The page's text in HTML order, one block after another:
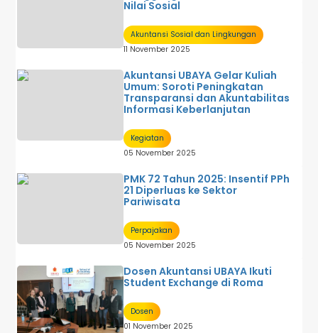
Nilai Sosial
Akuntansi Sosial dan Lingkungan
11 November 2025
Akuntansi UBAYA Gelar Kuliah
Umum: Soroti Peningkatan
Transparansi dan Akuntabilitas
Informasi Keberlanjutan
Kegiatan
05 November 2025
PMK 72 Tahun 2025: Insentif PPh
21 Diperluas ke Sektor
Pariwisata
Perpajakan
05 November 2025
Dosen Akuntansi UBAYA Ikuti
Student Exchange di Roma
Dosen
01 November 2025